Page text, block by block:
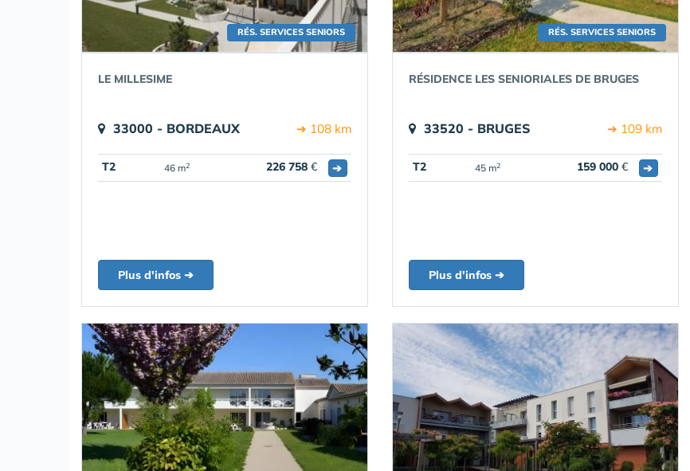
RÉS. SERVICES SENIORS
LE MILLESIME
33000 - BORDEAUX ➔ 108 km
T2 46 m2 226 758 € ➔
Plus d'infos ➔
RÉS. SERVICES SENIORS
RÉSIDENCE LES SENIORIALES DE BRUGES
33520 - BRUGES ➔ 109 km
T2 45 m2 159 000 € ➔
Plus d'infos ➔